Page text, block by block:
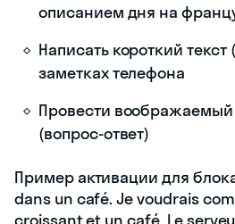
описанием дня на
Написать короткий
заметках телефона
Провести воображаемый
(вопрос-ответ)
Пример активации для
dans un café. Je voudrais
croissant et un café. Le